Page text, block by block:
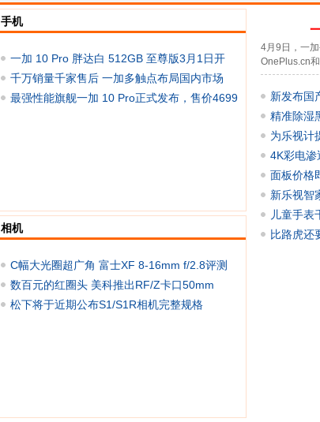
手机
一加 10 Pro 胖达白 512GB 至尊版3月1日开
售，千万销量千家售后 一加多触点布局国内市场
最强性能旗舰一加 10 Pro正式发布，售价4699
相机
C幅大光圈超广角 富士XF 8-16mm f/2.8评测
数百元的红圈头 美科推出RF/Z卡口50mm
f/1.7松下将于近期公布S1/S1R相机完整规格
4月9日，一
OnePlus.cn
新发布国
吗？精准除湿
为乐视计
4K彩电渗
面板价格
新乐视智
儿童手表
比路虎还